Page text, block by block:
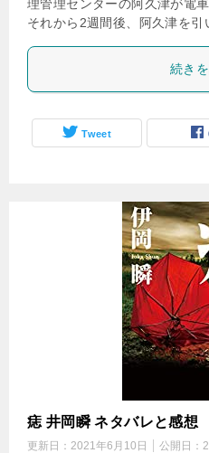
理管理センターの阿久津が電
それから2週間後、阿久津を
続き
Tweet
痣 井岡瞬 ネタバレと感想
更新日： 2021年6月10日 公開日：